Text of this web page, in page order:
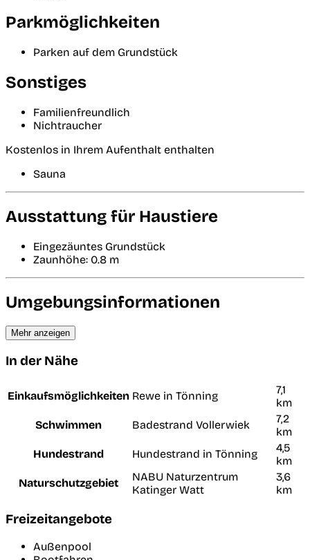
Parkmöglichkeiten
Parken auf dem Grundstück
Sonstiges
Familienfreundlich
Nichtraucher
Kostenlos in Ihrem Aufenthalt enthalten
Sauna
Ausstattung für Haustiere
Eingezäuntes Grundstück
Zaunhöhe: 0.8 m
Umgebungsinformationen
Mehr anzeigen
In der Nähe
Einkaufsmöglichkeiten Rewe in Tönning
7,1
km
Schwimmen
Badestrand Vollerwiek
7,2
km
Hundestrand
Hundestrand in Tönning
4,5
km
Naturschutzgebiet
NABU Naturzentrum
Katinger Watt
3,6
km
Freizeitangebote
Außenpool